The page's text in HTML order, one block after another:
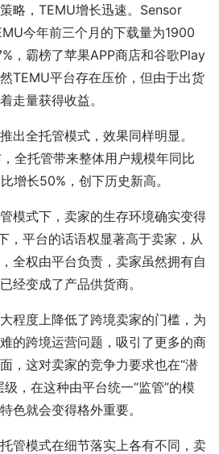
略，TEMU增长迅速。Sensor
今年前三个月的下载量为1900
，霸榜了苹果APP商店和谷歌Play
TEMU平台存在压价，但由于出货
走量获得收益。
出全托管模式，效果同样明显。
全托管带来整体用户规模年同比
增长50%，创下历史新高。
模式下，卖家的生存环境确实变得
，平台的话语权显著高于卖家，从
全权由平台负责，卖家虽然拥有自
经变成了产品供货商。
程度上降低了跨境卖家的门槛，为
的跨境运营问题，吸引了更多的商
，这对卖家的竞争力要求也在“潜
，在这种由平台统一“监管”的模
色就会变得格外重要。
管模式在细节落实上各有不同，卖